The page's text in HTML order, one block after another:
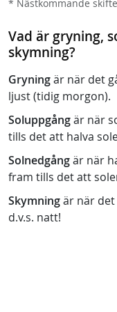
* Nästkommande
Vad är gryning,
skymning?
Gryningär när det
ljust (tidig morgon).
Soluppgångär när
tills det att halva
Solnedgångär när
fram tills det att
Skymningär när
d.v.s. natt!